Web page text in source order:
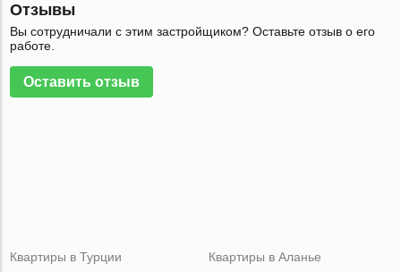
Отзывы
Вы сотрудничали с этим застройщиком? Оставьте отзыв о его
работе.
Оставить отзыв
Квартиры в Турции
Квартиры в Аланье